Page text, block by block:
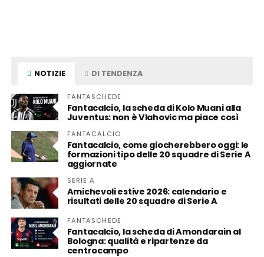
NOTIZIE DI TENDENZA
FANTASCHEDE
Fantacalcio, la scheda di Kolo Muani alla
Juventus: non è Vlahovic ma piace così
FANTACALCIO
Fantacalcio, come giocherebbero oggi: le
formazioni tipo delle 20 squadre di Serie A
aggiornate
SERIE A
Amichevoli estive 2026: calendario e
risultati delle 20 squadre di Serie A
FANTASCHEDE
Fantacalcio, la scheda di Amondarain al
Bologna: qualità e ripartenze da
centrocampo